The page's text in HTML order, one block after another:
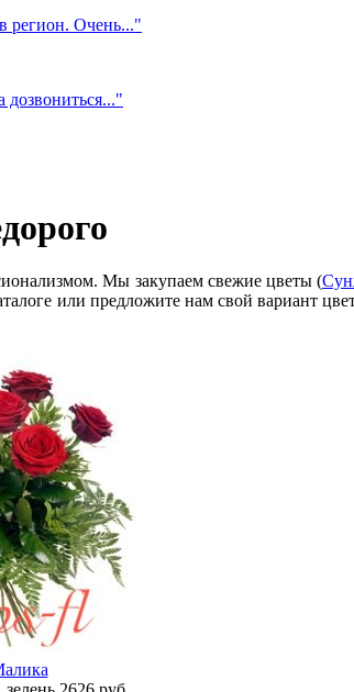
регион. Очень..."
дозвониться..."
Мы закупаем свежие цветы (
или предложите нам свой вариант